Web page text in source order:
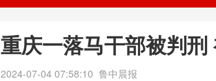
重庆一落马干部被判
2024-07-04 07:58:10 鲁中晨报